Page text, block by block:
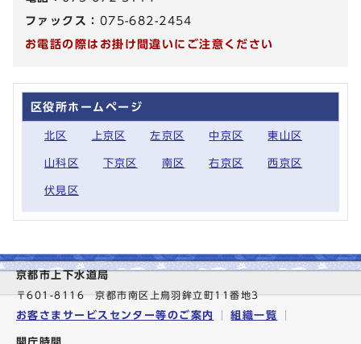
ファックス： 075-682-2454
お電話の際はお掛け間違いにご注意ください
区役所ホームページ
北区 上京区 左京区 中京区 東山区
山科区 下京区 南区 右京区 西京区
伏見区
京都市上下水道局
〒601-8116 京都市南区上鳥羽鉾立町11番地3
お客さまサービスセンター等のご案内 組織一覧